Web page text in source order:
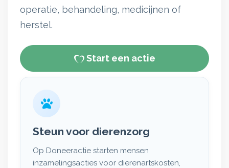
operatie, behandeling, medicijnen of
herstel.
Start een actie
Steun voor dierenzorg
Op Doneeractie starten mensen
inzamelingsacties voor dierenartskosten,